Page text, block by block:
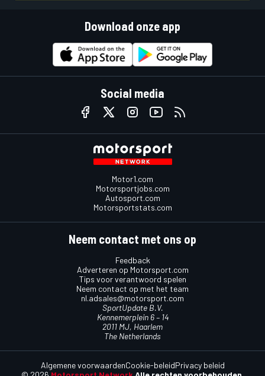
Download onze app
Social media
Motor1.com
Motorsportjobs.com
Autosport.com
Motorsportstats.com
Neem contact met ons op
Feedback
Adverteren op Motorsport.com
Tips voor verantwoord spelen
Neem contact op met het team
nl.adsales@motorsport.com
SportUpdate B.V.
Kennemerplein 6 – 14
2011 MJ, Haarlem
The Netherlands
Algemene voorwaardenCookie-beleidPrivacy beleid